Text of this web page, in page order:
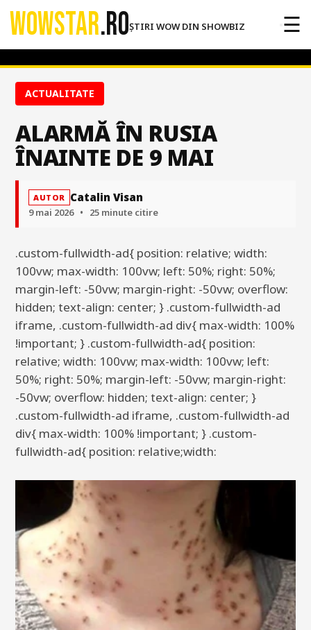
WOWSTAR.ROȘTIRI WOW DIN SHOWBIZ ☰
ACTUALITATE
ALARMĂ ÎN RUSIA
ÎNAINTE DE 9 MAI
AUTOR Catalin Visan
9 mai 2026 • 25 minute citire
.custom-fullwidth-ad{ position: relative; width:
100vw; max-width: 100vw; left: 50%; right: 50%;
margin-left: -50vw; margin-right: -50vw; overflow:
hidden; text-align: center; } .custom-fullwidth-ad
iframe, .custom-fullwidth-ad div{ max-width: 100%
!important; } .custom-fullwidth-ad{ position:
relative; width: 100vw; max-width: 100vw; left:
50%; right: 50%; margin-left: -50vw; margin-right:
-50vw; overflow: hidden; text-align: center; }
.custom-fullwidth-ad iframe, .custom-fullwidth-ad
div{ max-width: 100% !important; } .custom-
fullwidth-ad{ position: relative;width: